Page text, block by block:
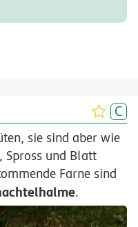
sie sind aber wie
Spross und Blatt
Farne sind
.